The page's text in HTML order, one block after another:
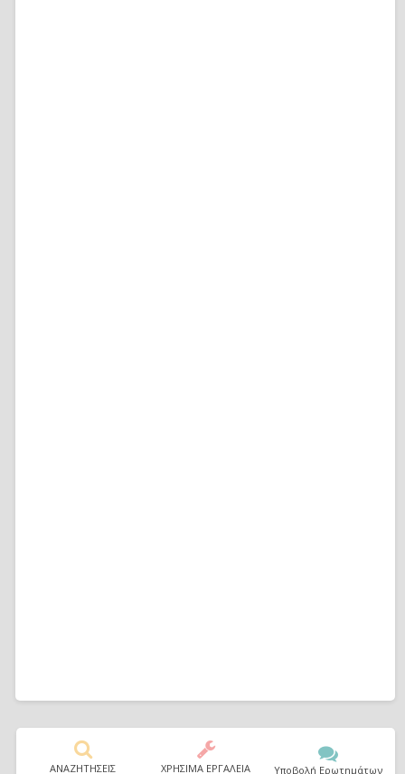
ΑΝΑΖΗΤΗΣΕΙΣ ΧΡΗΣΙΜΑ ΕΡΓΑΛΕΙΑ Υποβολή Ερωτημάτων